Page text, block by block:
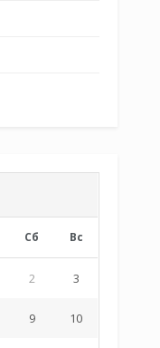
Сб Вс
2 3
9 10